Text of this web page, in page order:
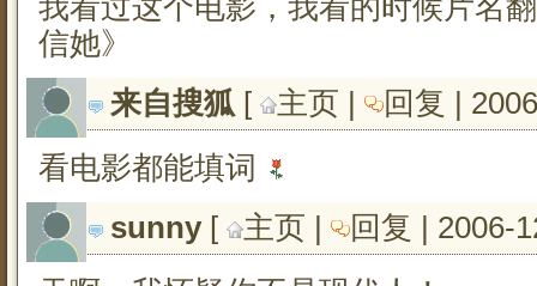
我看过这个电影，我看的时候片名
信她》
来自搜狐 [ 主页 | 回复 |
看电影都能填词
sunny[ 主页 | 回复 | 2006-